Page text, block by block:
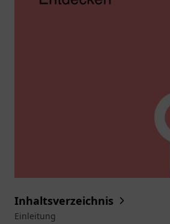
Inhaltsverzeichnis
Einleitung